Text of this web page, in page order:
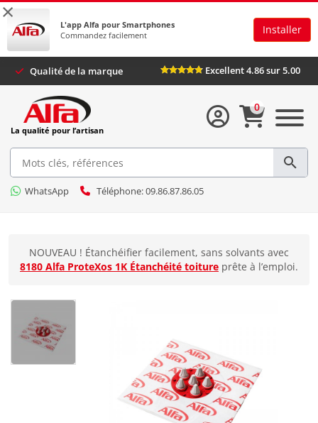
×
L'app Alfa pour Smartphones
Commandez facilement
Installer
Qualité de la marque Excellent 4.86 sur 5.00
La qualité pour l’artisan
WhatsApp Téléphone: 09.86.87.86.05
0
NOUVEAU ! Étanchéifier facilement, sans solvants avec
8180 Alfa ProteXos 1K Étanchéité toiture prête à l’emploi.